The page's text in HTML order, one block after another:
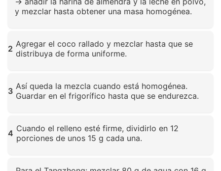
y mezclar hasta obtener una masa homogénea.
2 Agregar el coco rallado y mezclar hasta que se
distribuya de forma uniforme.
3 Así queda la mezcla cuando está homogénea.
Guardar en el frigorífico hasta que se endurezca.
4 Cuando el relleno esté firme, dividirlo en 12
porciones de unos 15 g cada una.